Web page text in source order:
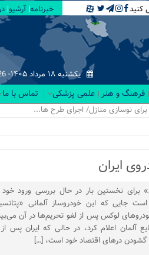
کنید خبرنامه آرشیو
یکشنبه ۱۸ مرداد ۱۴۰۵-
فرهنگ و هنر علمی پزشکی تماس با ما
ایران
برای نخستین بار در حال بررسی ورود خود
است جایی که این خودروساز آلمانی
لوکس پس از لغو تحریم‌ها در آن
آلمان اعلام کرد، در حالی که ایران پس
گشودن درهای اقتصاد خود است، […]